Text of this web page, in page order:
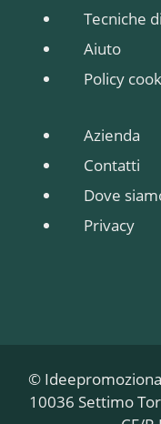
Tecniche
Aiuto
Policy
Azienda
Contatti
Dove
Privacy
©
10036 Settimo